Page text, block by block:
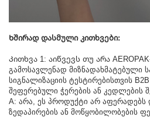
Ხშირად დასმული კითხვები:
Კითხვა 1: აიწვევს თუ არა
გამოსავლენად მიზნადახმატებული
სიგნალიზაციის ტესტირებისთვის
შეფერებული ჭერების ან კედლების
A: არა, ეს პროდუქტი არ
ზედაპირების ან მოწყობილობების